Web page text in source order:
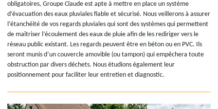
obligatoires, Groupe Claude est apte à mettre en place un système
d’évacuation des eaux pluviales fiable et sécurisé. Nous veillerons à assurer
l’étanchéité de vos regards pluviales qui sont des systèmes qui permettent
de maîtriser l’écoulement des eaux de pluie afin de les rediriger vers le
réseau public existant. Les regards peuvent être en béton ou en PVC. Ils
seront munis d’un couvercle amovible (ou tampon) qui empêchera toute
obstruction par divers déchets. Nous étudions également leur
positionnement pour faciliter leur entretien et diagnostic.